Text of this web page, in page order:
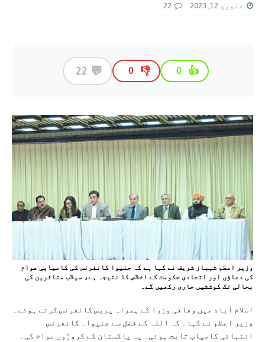
جنوری 12, 2023 22
👍
0
👎
0
💬
22
وزیر اعظم شہباز شریف نے کہا ہے کہ جنیوا کانفرنس کی کامیابی عوام
کی دعاؤں اور اتحادی حکومت کے اخلاص کا نتیجہ ہے، سیلاب متاثرین کی
بحالی تک کوششیں جاری رکھیں گے۔
اسلام آباد میں وفاقی وزرا کے ہمراہ پریس کانفرنس کرتے ہوئے۔
وزیر اعظم نے کہا۔ کہ اللہ کے فضل سے جنیوا۔ کانفرنس
انتہائی کامیاب ثابت ہوئی۔ یہ پاکستان کے کروڑوں عوام کی۔